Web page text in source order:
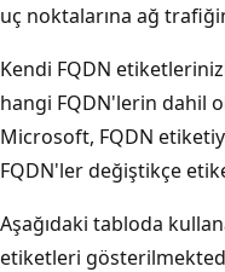
uç noktalarına ağ
Kendi FQDN
hangi FQDN'lerin dahil
Microsoft, FQDN
FQDN'ler değiştikçe
Aşağıdaki tabloda
etiketleri